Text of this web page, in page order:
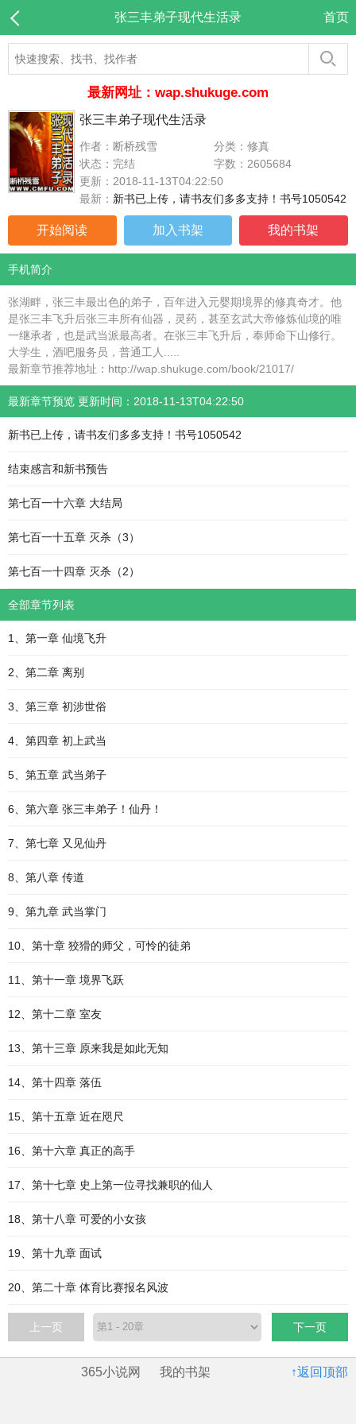
张三丰弟子现代生活录 首页
最新网址：wap.shukuge.com
张三丰弟子现代生活录
作者：断桥残雪
分类：修真
状态：完结
字数：2605684
更新：2018-11-13T04:22:50
最新： 新书已上传，请书友们多多支持！书号1050542
开始阅读 加入书架 我的书架
手机简介
张湖畔，张三丰最出色的弟子，百年进入元婴期境界的修真奇才。他
是张三丰飞升后张三丰所有仙器，灵药，甚至玄武大帝修炼仙境的唯
一继承者，也是武当派最高者。在张三丰飞升后，奉师命下山修行。
大学生，酒吧服务员，普通工人.....
最新章节推荐地址：http://wap.shukuge.com/book/21017/
最新章节预览 更新时间：2018-11-13T04:22:50
新书已上传，请书友们多多支持！书号1050542
结束感言和新书预告
第七百一十六章 大结局
第七百一十五章 灭杀（3）
第七百一十四章 灭杀（2）
全部章节列表
1、第一章 仙境飞升
2、第二章 离别
3、第三章 初涉世俗
4、第四章 初上武当
5、第五章 武当弟子
6、第六章 张三丰弟子！仙丹！
7、第七章 又见仙丹
8、第八章 传道
9、第九章 武当掌门
10、第十章 狡猾的师父，可怜的徒弟
11、第十一章 境界飞跃
12、第十二章 室友
13、第十三章 原来我是如此无知
14、第十四章 落伍
15、第十五章 近在咫尺
16、第十六章 真正的高手
17、第十七章 史上第一位寻找兼职的仙人
18、第十八章 可爱的小女孩
19、第十九章 面试
20、第二十章 体育比赛报名风波
上一页 下一页
↑返回顶部
365小说网 我的书架